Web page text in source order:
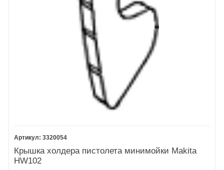
3320054
Крышка холдера пистолета минимойки Makita
HW102